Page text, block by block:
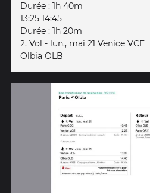
Durée : 1h 40m
13:25 14:45
Durée : 1h 20m
2. Vol - lun., mai 21 Venice VCE
Olbia OLB